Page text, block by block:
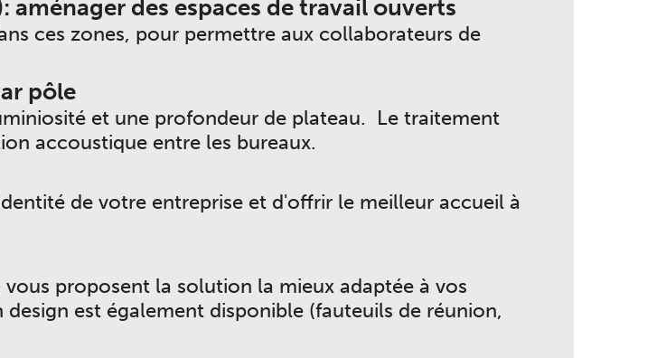
des espaces de travail ouverts
ces zones, pour permettre aux collaborateurs de
pôle
et une profondeur de plateau. Le traitement
accoustique entre les bureaux.
de votre entreprise et d'offrir le meilleur accueil à
proposent la solution la mieux adaptée à vos
est également disponible (fauteuils de réunion,